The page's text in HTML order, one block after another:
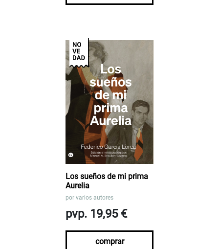
Los sueños de mi prima
Aurelia
por varios autores
pvp. 19,95 €
comprar